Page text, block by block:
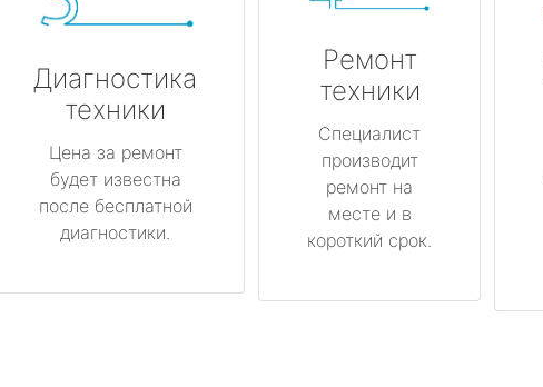
Диагностика
техники
Цена за ремонт
будет известна
после бесплатной
диагностики.
Ремонт
техники
Специалист
производит
ремонт на
месте и в
короткий срок.